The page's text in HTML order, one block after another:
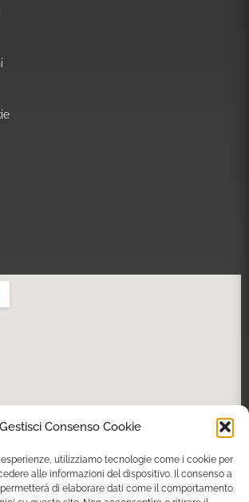
Gestisci Consenso Cookie
utilizziamo tecnologie come i cookie per
alle informazioni del dispositivo. Il consenso a
di elaborare dati come il comportamento